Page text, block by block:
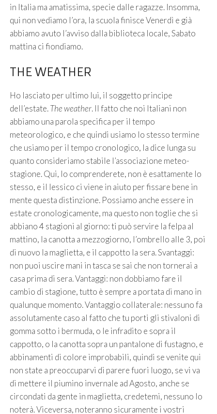
in Italia ma amatissima, specie dalle ragazze. Insomma,
qui non vediamo l’ora, la scuola finisce Venerdì e già
abbiamo avuto l’avviso dalla biblioteca locale, Sabato
mattina ci fiondiamo.
THE WEATHER
Ho lasciato per ultimo lui, il soggetto principe
dell’estate.The weather. Il fatto che noi Italiani non
abbiamo una parola specifica per il tempo
meteorologico, e che quindi usiamo lo stesso termine
che usiamo per il tempo cronologico, la dice lunga su
quanto consideriamo stabile l’associazione meteo-
stagione. Qui, lo comprenderete, non è esattamente lo
stesso, e il lessico ci viene in aiuto per fissare bene in
mente questa distinzione. Possiamo anche essere in
estate cronologicamente, ma questo non toglie che si
abbiano 4 stagioni al giorno: ti può servire la felpa al
mattino, la canotta a mezzogiorno, l’ombrello alle 3, poi
di nuovo la maglietta, e il cappotto la sera. Svantaggi:
non puoi uscire mani in tasca se sai che non tornerai a
casa prima di sera. Vantaggi: non dobbiamo fare il
cambio di stagione, tutto è sempre a portata di mano in
qualunque momento. Vantaggio collaterale: nessuno fa
assolutamente caso al fatto che tu porti gli stivaloni di
gomma sotto i bermuda, o le infradito e sopra il
cappotto, o la canotta sopra un pantalone di fustagno, e
abbinamenti di colore improbabili, quindi se venite qui
non state a preoccuparvi di parere fuori luogo, se vi va
di mettere il piumino invernale ad Agosto, anche se
circondati da gente in maglietta, credetemi, nessuno lo
noterà. Viceversa, noteranno sicuramente i vostri